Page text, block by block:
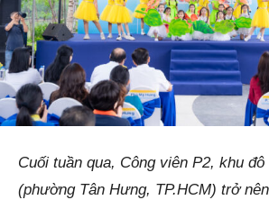
Cuối tuần qua, Công viên P2, khu
(phường Tân Hưng, TP.HCM) trở